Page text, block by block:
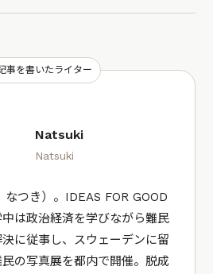
事を書いたライター
Natsuki
Natsuki
なつき）。IDEAS FOR GOOD
は政治経済を学びながら難民
に従事し、スウェーデンに留
の写真展を都内で開催。脱成